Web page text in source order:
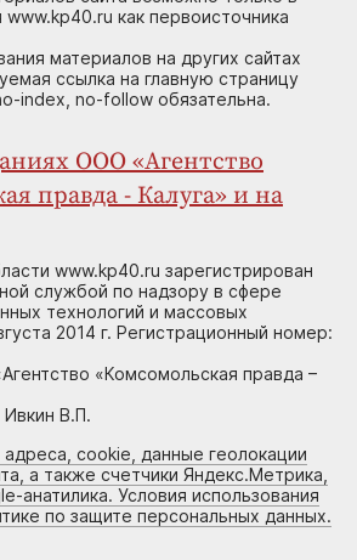
как первоисточника
материалов на других сайтах
ссылка на главную страницу
index, no-follow обязательна.
ООО «Агентство
правда - Калуга» и на
www.kp40.ru зарегистрирован
службой по надзору в сфере
технологий и массовых
2014 г. Регистрационный номер:
«Комсомольская правда –
В.П.
адреса, cookie, данные геолокации
а также счетчики Яндекс.Метрика,
анатилика. Условия использования
по защите персональных данных.